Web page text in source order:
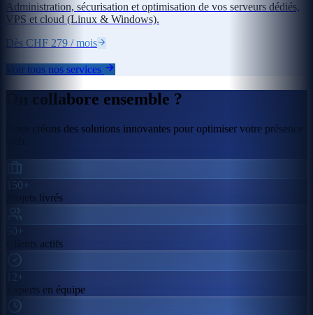
Administration, sécurisation et optimisation de vos serveurs dédiés,
VPS et cloud (Linux & Windows).
Dès CHF 279 / mois
Voir tous nos services
On collabore ensemble ?
Nous créons des solutions innovantes pour optimiser votre présence
150+
Projets livrés
50+
Clients actifs
12+
Experts en équipe